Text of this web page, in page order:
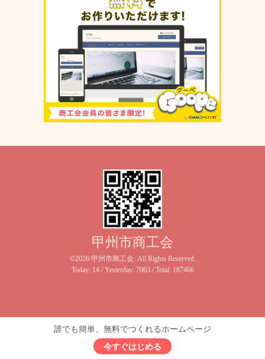
甲州市商工会
©2026 甲州市商工会. All Rights Reserved.
Today: 14/ Yesterday: 7063/ Total: 187466
誰でも簡単、無料でつくれるホームページ
今すぐはじめる